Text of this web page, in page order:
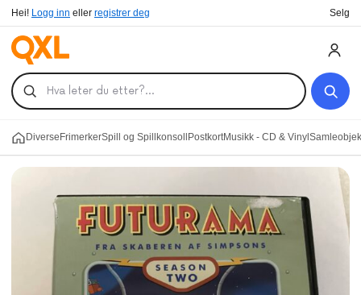
Hei! Logg inn eller registrer deg Selg
Diverse FrimerkerSpill og Spillkonsoll PostkortMusikk - CD & Vinyl